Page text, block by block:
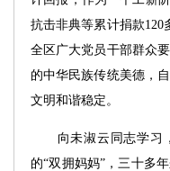
抗击非典等累计捐款120
全区广大党员干部群众
的中华民族传统美德，
文明和谐稳定。
向未淑云同志学习，
的“双拥妈妈”，三十多